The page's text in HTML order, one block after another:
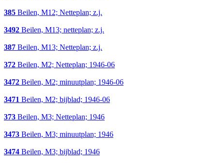
385 Beilen, M12; Netteplan; z.j.
3492 Beilen, M13; netteplan; z.j.
387 Beilen, M13; Netteplan; z.j.
372 Beilen, M2; Netteplan; 1946-06
3472 Beilen, M2; minuutplan; 1946-06
3471 Beilen, M2; bijblad; 1946-06
373 Beilen, M3; Netteplan; 1946
3473 Beilen, M3; minuutplan; 1946
3474 Beilen, M3; bijblad; 1946